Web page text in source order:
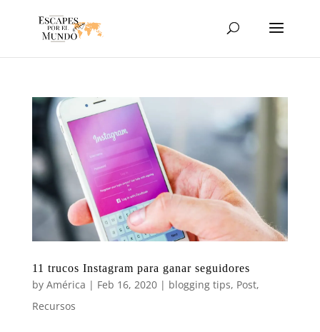
11 trucos Instagram para ganar seguidores
by América | Feb 16, 2020| blogging tips, Post,
Recursos